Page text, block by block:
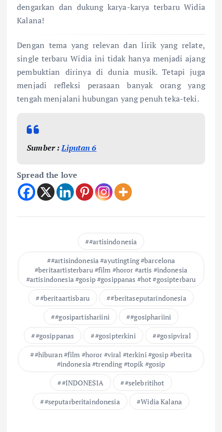
dengarkan dan dukung karya-karya terbaru Widia
Kalana!
Dengan tema yang relevan dan lirik yang relate,
single terbaru Widia ini tidak hanya menjadi ajang
pembuktian dirinya di dunia musik. Tetapi juga
menjadi refleksi perasaan banyak orang yang
tengah menjalani hubungan yang penuh teka-teki.
Sumber :Liputan 6
Spread the love
#artisindonesia
#artisindonesia #ayutingting #barcelona
#beritaartisterbaru #film #horor #artis #indonesia
#artisindonesia #gosip #gosippanas #hot #gosipterbaru
#beritaartisbaru
#beritaseputarindonesia
#gosipartishariini
#gosiphariini
#gosippanas
#gosipterkini
#gosipviral
#hiburan #film #horor #viral #terkini #gosip #berita
#indonesia #trending #topik #gosip
#INDONESIA
#selebritihot
#seputarberitaindonesia
Widia Kalana